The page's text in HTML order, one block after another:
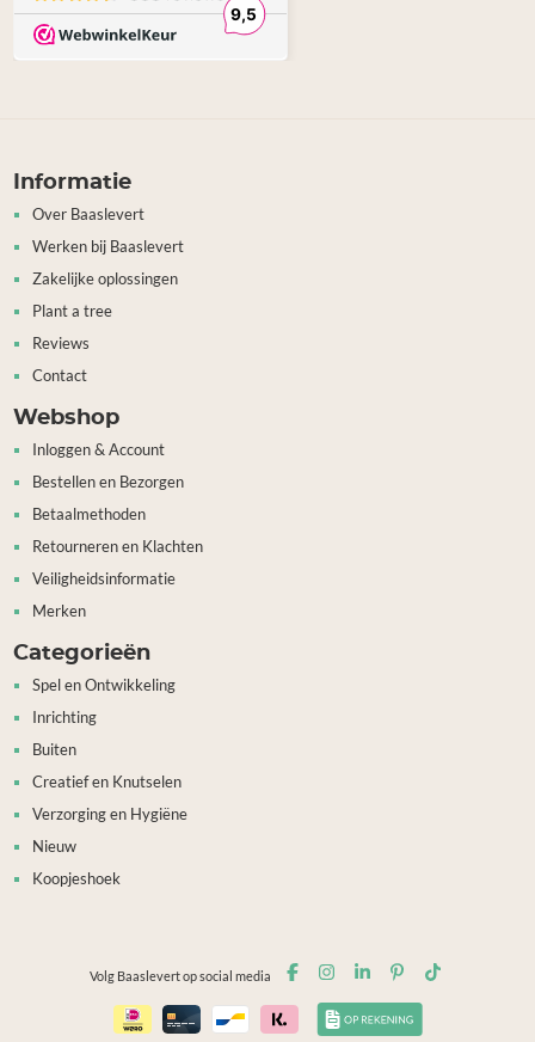
Informatie
Over Baaslevert
Werken bij Baaslevert
Zakelijke oplossingen
Plant a tree
Reviews
Contact
Webshop
Inloggen & Account
Bestellen en Bezorgen
Betaalmethoden
Retourneren en Klachten
Veiligheidsinformatie
Merken
Categorieën
Spel en Ontwikkeling
Inrichting
Buiten
Creatief en Knutselen
Verzorging en Hygiëne
Nieuw
Koopjeshoek
Volg Baaslevert op social media